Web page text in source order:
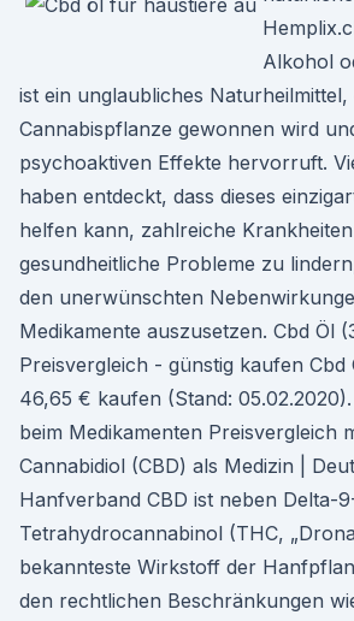
Alkohol
ist ein unglaubliches Naturheilmittel,
Cannabispflanze gewonnen wird
psychoaktiven Effekte hervorruft.
haben entdeckt, dass dieses
helfen kann, zahlreiche
gesundheitliche Probleme zu
den unerwünschten
Medikamente auszusetzen. Cbd Öl
Preisvergleich - günstig kaufen Cbd
46,65 € kaufen (Stand:
beim Medikamenten Preisvergleich
Cannabidiol (CBD) als Medizin |
Hanfverband CBD ist neben Delta-
Tetrahydrocannabinol (THC,
bekannteste Wirkstoff der
den rechtlichen Beschränkungen